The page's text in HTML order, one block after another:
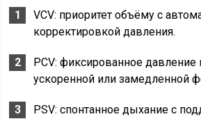
VCV: приоритет объёму с
корректировкой давления.
PCV: фиксированное давление
ускоренной или замедленной
PSV: спонтанное дыхание с